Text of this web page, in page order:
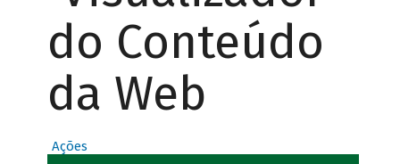
do Conteúdo
da Web
Ações